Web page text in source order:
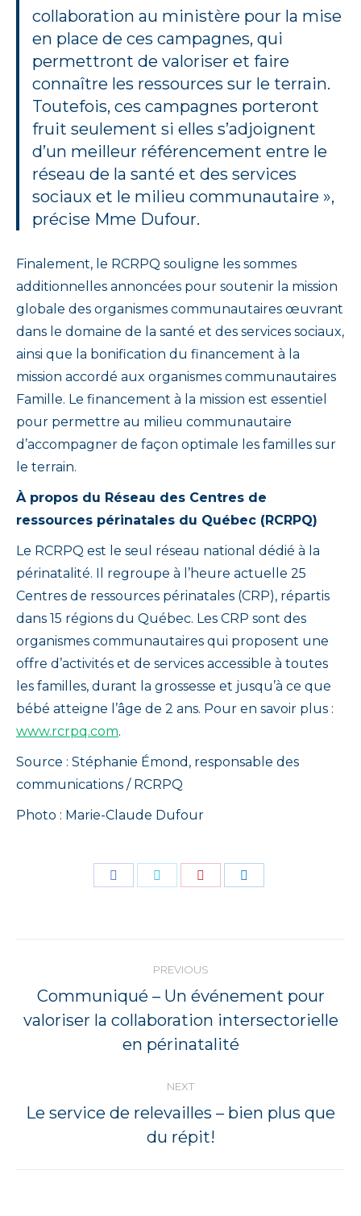
collaboration au ministère pour la mise
en place de ces campagnes, qui
permettront de valoriser et faire
connaître les ressources sur le terrain.
Toutefois, ces campagnes porteront
fruit seulement si elles s’adjoignent
d’un meilleur référencement entre le
réseau de la santé et des services
sociaux et le milieu communautaire »,
précise Mme Dufour.
Finalement, le RCRPQ souligne les sommes
additionnelles annoncées pour soutenir la mission
globale des organismes communautaires œuvrant
dans le domaine de la santé et des services sociaux,
ainsi que la bonification du financement à la
mission accordé aux organismes communautaires
Famille. Le financement à la mission est essentiel
pour permettre au milieu communautaire
d’accompagner de façon optimale les familles sur
le terrain.
À propos du Réseau des Centres de
ressources périnatales du Québec (RCRPQ)
Le RCRPQ est le seul réseau national dédié à la
périnatalité. Il regroupe à l’heure actuelle 25
Centres de ressources périnatales (CRP), répartis
dans 15 régions du Québec. Les CRP sont des
organismes communautaires qui proposent une
offre d’activités et de services accessible à toutes
les familles, durant la grossesse et jusqu’à ce que
bébé atteigne l’âge de 2 ans. Pour en savoir plus :
www.rcrpq.com.
Source : Stéphanie Émond, responsable des
communications / RCRPQ
Photo : Marie-Claude Dufour
Share
Share
Share
navigation
PREVIOUS
Previous
post:
Communiqué – Un événement pour
valoriser la collaboration intersectorielle
en périnatalité
NEXT
Next
post:
Le service de relevailles – bien plus que
du répit!